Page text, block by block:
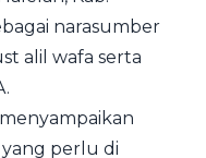
narasumber
alil wafa serta
perlu di